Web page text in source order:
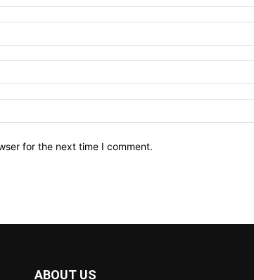
for the next time I comment.
ABOUT US